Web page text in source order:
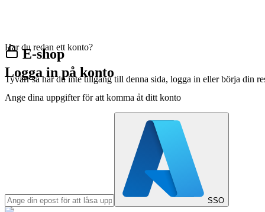
E-shop
Tyvärr så har du inte tillgång till denna sida, logga in eller börja din
Har du redan ett konto?
Logga in på konto
Ange dina uppgifter för att komma åt ditt konto
SSO